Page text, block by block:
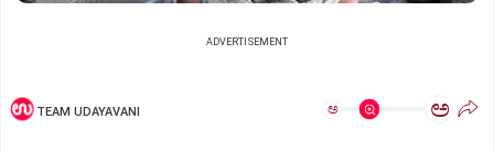
ADVERTISEMENT
TEAM UDAYAVANI ಅ ಅ